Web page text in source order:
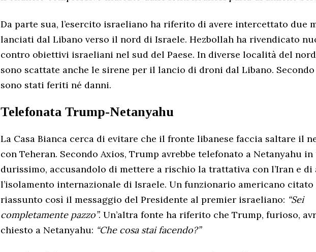
Da parte sua, l’esercito israeliano ha riferito di avere intercettato due
lanciati dal Libano verso il nord di Israele. Hezbollah ha rivendicato
contro obiettivi israeliani nel sud del Paese. In diverse località del
sono scattate anche le sirene per il lancio di droni dal Libano. Secondo
sono stati feriti né danni.
Telefonata Trump-Netanyahu
La Casa Bianca cerca di evitare che il fronte libanese faccia saltare il
con Teheran. Secondo Axios, Trump avrebbe telefonato a Netanyahu in
durissimo, accusandolo di mettere a rischio la trattativa con l’Iran e di
l’isolamento internazionale di Israele. Un funzionario americano
riassunto così il messaggio del Presidente al premier israeliano: “Sei
completamente pazzo”. Un’altra fonte ha riferito che Trump, furioso,
chiesto a Netanyahu: “Che cosa stai facendo?”